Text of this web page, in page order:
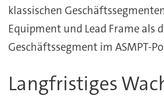
klassischen
Equipment und Lead Frame als
Geschäftssegment im ASMPT-
Langfristiges